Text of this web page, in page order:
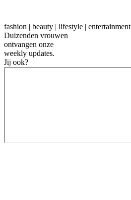
fashion | beauty | lifestyle | entertainment
Duizenden vrouwen
ontvangen onze
weekly updates.
Jij ook?